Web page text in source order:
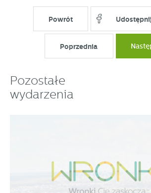
Powrót
Poprzednia
Pozostałe
wydarzenia